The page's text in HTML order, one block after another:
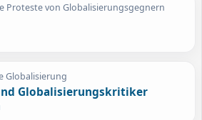
Proteste von Globalisierungsgegnern
Globalisierung
Globalisierungskritiker